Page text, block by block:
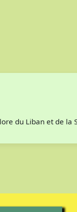
du Liban et de la